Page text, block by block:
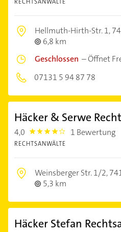
Hellmuth-Hirth-Str. 1,
6,8 km
Geschlossen –Öffnet
07131 5 94 87 78
Häcker & Serwe
4,0 4.0 1 Bewertung
RECHTSANWÄLTE
Weinsberger Str. 1/2,
5,3 km
Häcker Stefan